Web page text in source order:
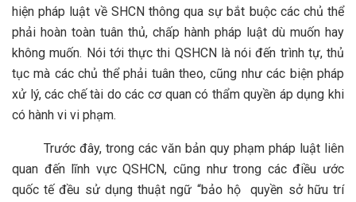
hiện pháp luật về SHCN thông qua sự bắt buộc các chủ thể
phải hoàn toàn tuân thủ, chấp hành pháp luật dù muốn hay
không muốn. Nói tới thực thi QSHCN là nói đến trình tự, thủ
tục mà các chủ thể phải tuân theo, cũng như các biện pháp
xử lý, các chế tài do các cơ quan có thẩm quyền áp dụng khi
có hành vi vi phạm.
Trước đây, trong các văn bản quy phạm pháp luật liên
quan đến lĩnh vực QSHCN, cũng như trong các điều ước
quốc tế đều sử dụng thuật ngữ “bảo hộ quyền sở hữu trí